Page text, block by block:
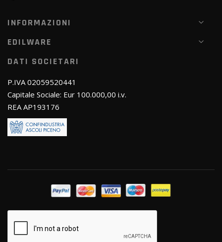
INFORMAZIONI
EDILWARE
DATI SOCIETARI
P.IVA 02059520441
Capitale Sociale: Eur 100.000,00 i.v.
REA AP193176